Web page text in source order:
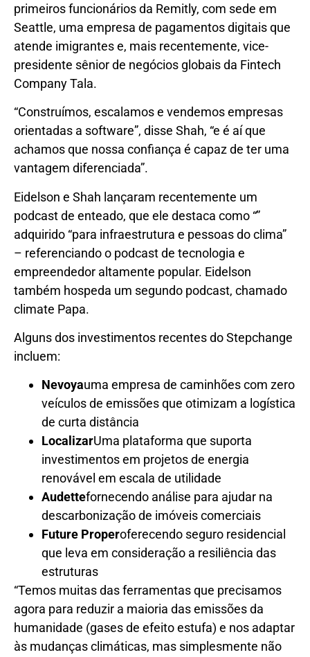
primeiros funcionários da Remitly, com sede em
Seattle, uma empresa de pagamentos digitais que
atende imigrantes e, mais recentemente, vice-
presidente sênior de negócios globais da Fintech
Company Tala.
“Construímos, escalamos e vendemos empresas
orientadas a software”, disse Shah, “e é aí que
achamos que nossa confiança é capaz de ter uma
vantagem diferenciada”.
Eidelson e Shah lançaram recentemente um
podcast de enteado, que ele destaca como “”
adquirido “para infraestrutura e pessoas do clima”
– referenciando o podcast de tecnologia e
empreendedor altamente popular. Eidelson
também hospeda um segundo podcast, chamado
climate Papa.
Alguns dos investimentos recentes do Stepchange
incluem:
Nevoyauma empresa de caminhões com zero
veículos de emissões que otimizam a logística
de curta distância
LocalizarUma plataforma que suporta
investimentos em projetos de energia
renovável em escala de utilidade
Audettefornecendo análise para ajudar na
descarbonização de imóveis comerciais
Future Properoferecendo seguro residencial
que leva em consideração a resiliência das
estruturas
“Temos muitas das ferramentas que precisamos
agora para reduzir a maioria das emissões da
humanidade (gases de efeito estufa) e nos adaptar
às mudanças climáticas, mas simplesmente não